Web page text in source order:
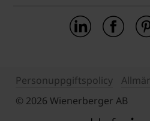
Personuppgiftspolicy
© 2026 Wienerberger AB